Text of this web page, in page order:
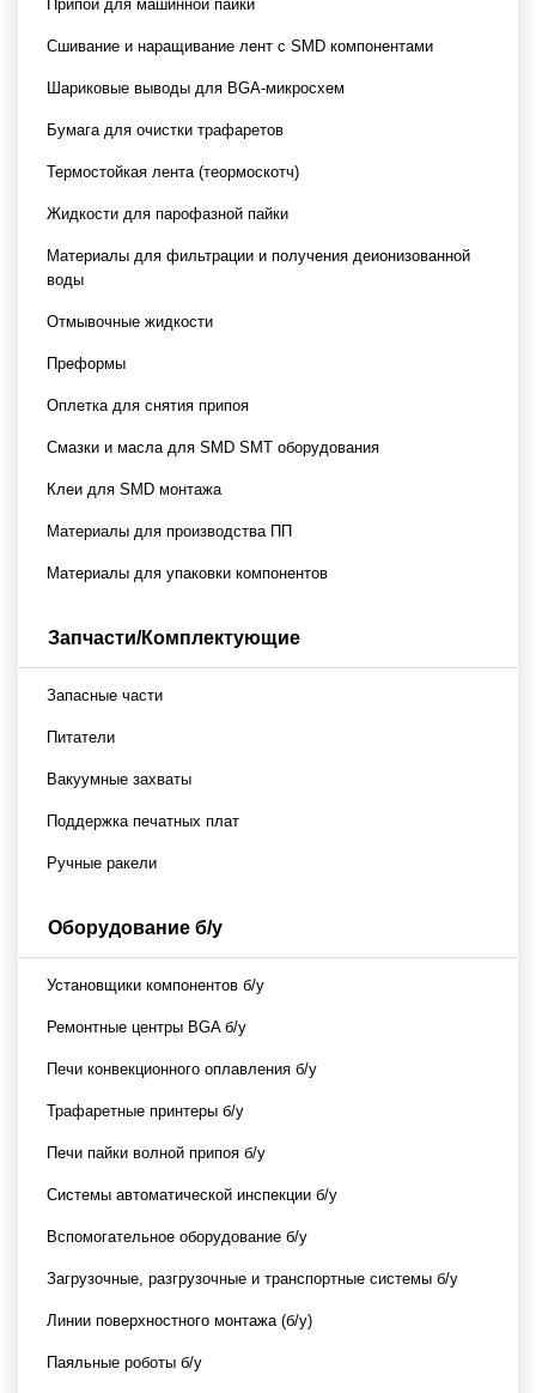
Припои для машинной пайки
Сшивание и наращивание лент с SMD компонентами
Шариковые выводы для BGA-микросхем
Бумага для очистки трафаретов
Термостойкая лента (теормоскотч)
Жидкости для парофазной пайки
Материалы для фильтрации и получения деионизованной
воды
Отмывочные жидкости
Преформы
Оплетка для снятия припоя
Смазки и масла для SMD SMT оборудования
Клеи для SMD монтажа
Материалы для производства ПП
Материалы для упаковки компонентов
Запчасти/Комплектующие
Запасные части
Питатели
Вакуумные захваты
Поддержка печатных плат
Ручные ракели
Оборудование б/у
Установщики компонентов б/у
Ремонтные центры BGA б/у
Печи конвекционного оплавления б/у
Трафаретные принтеры б/у
Печи пайки волной припоя б/у
Системы автоматической инспекции б/у
Вспомогательное оборудование б/у
Загрузочные, разгрузочные и транспортные системы б/у
Линии поверхностного монтажа (б/у)
Паяльные роботы б/у